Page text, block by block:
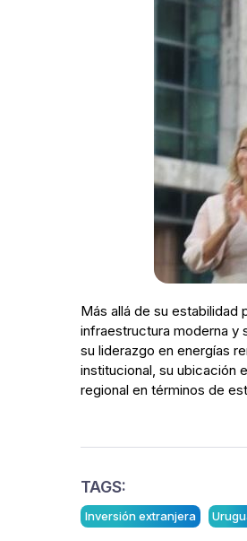
Más allá de su estabilidad
infraestructura moderna y
su liderazgo en energías
institucional, su ubicación
regional en términos de
TAGS:
Inversión extranjera